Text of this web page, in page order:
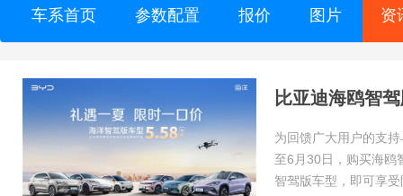
车系首页 参数配置 报价 图片 资
为回馈广大用户的支
至6月30日，购买海鸥
智驾版车型，即可享